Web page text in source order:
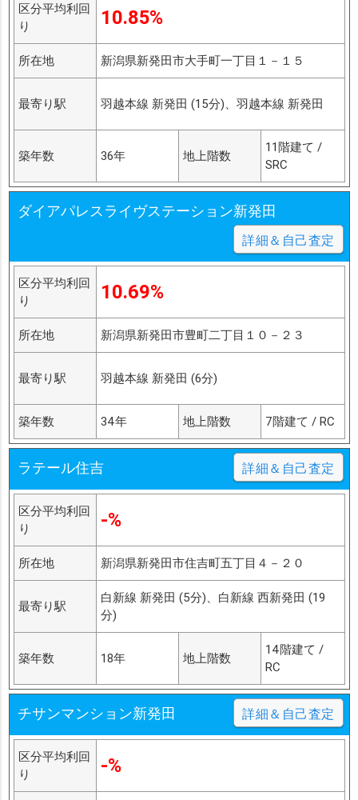
区分平均利回
り
10.85%
所在地 新潟県新発田市大手町一丁目１－１５
最寄り駅 羽越本線 新発田 (15分)、羽越本線 新発田
築年数 36年 地上階数
11階建て /
SRC
ダイアパレスライヴステーション新発田
詳細＆自己査定
区分平均利回
り
10.69%
所在地 新潟県新発田市豊町二丁目１０－２３
最寄り駅 羽越本線 新発田 (6分)
築年数 34年 地上階数 7階建て / RC
ラテール住吉 詳細＆自己査定
区分平均利回
り
-%
所在地 新潟県新発田市住吉町五丁目４－２０
最寄り駅
白新線 新発田 (5分)、白新線 西新発田 (19
分)
築年数 18年 地上階数
14階建て /
RC
チサンマンション新発田 詳細＆自己査定
区分平均利回
り
-%